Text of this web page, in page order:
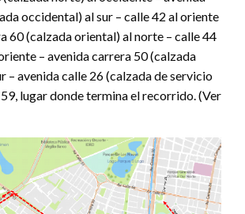
occidental) al sur – calle 42 al oriente
60 (calzada oriental) al norte – calle 44
– avenida carrera 50 (calzada
– avenida calle 26 (calzada de servicio
lugar donde termina el recorrido. (Ver